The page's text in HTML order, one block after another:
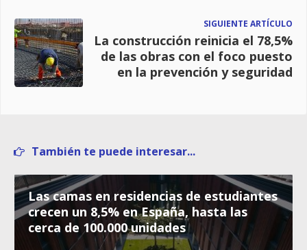
SIGUIENTE ARTÍCULO
La construcción reinicia el 78,5%
de las obras con el foco puesto
en la prevención y seguridad
También te puede interesar...
Las camas en residencias de estudiantes
crecen un 8,5% en España, hasta las
cerca de 100.000 unidades